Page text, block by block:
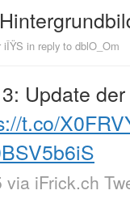
iÎŸS in reply to dblO_Om
Update
t.co/
via iFrick.ch